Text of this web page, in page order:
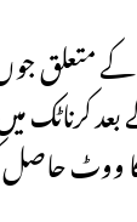
کے متعلق
کرناٹک
کا ووٹ